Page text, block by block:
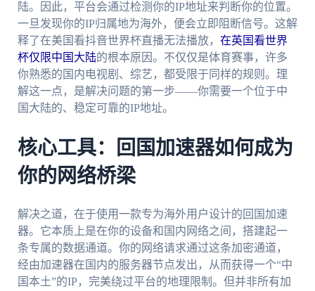
陆。因此，平台会通过检测你的IP地址来判断你的位置。
一旦发现你的IP归属地为海外，便会立即阻断信号。这解
释了在美国看抖音世界杯直播无法播放， 在英国看世界
杯仅限中国大陆的根本原因。不仅仅是体育赛事，许多
你熟悉的国内电视剧、综艺，都受限于同样的规则。理
解这一点，是解决问题的第一步——你需要一个位于中
国大陆的、稳定可靠的IP地址。
核心工具：回国加速器如何成为
你的网络桥梁
解决之道，在于使用一款专为海外用户设计的回国加速
器。它本质上是在你的设备和国内网络之间，搭建起一
条专属的数据通道。你的网络请求通过这条加密通道，
经由加速器在国内的服务器节点发出，从而获得一个“中
国本土”的IP，完美绕过平台的地理限制。但并非所有加